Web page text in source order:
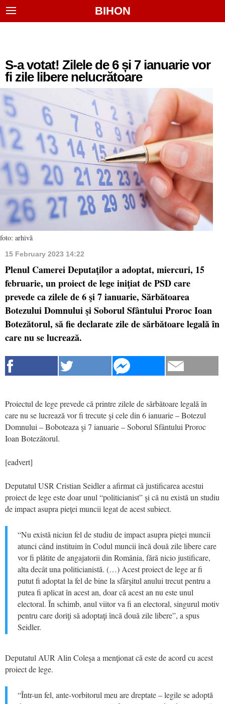
BIHON
S-a votat! Zilele de 6 și 7 ianuarie vor
fi zile libere nelucrătoare
foto: arhivă
15 February 2023 14:22
Plenul Camerei Deputaţilor a adoptat, miercuri, 15
februarie, un proiect de lege iniţiat de PSD care
prevede ca zilele de 6 şi 7 ianuarie, Sărbătoarea
Botezului Domnului şi Soborul Sfântului Proroc Ioan
Botezătorul, să fie declarate zile de sărbătoare legală în
care nu se lucrează.
Proiectul de lege prevede că printre zilele de sărbătoare legală în
care nu se lucrează vor fi trecute şi cele din 6 ianuarie – Botezul
Domnului – Boboteaza şi 7 ianuarie – Soborul Sfântului Proroc
Ioan Botezătorul.
[eadvert]
Deputatul USR Cristian Seidler a afirmat că justificarea acestui
proiect de lege este doar unul “politicianist” şi că nu există un studiu
de impact asupra pieţei muncii legat de acest subiect.
“Nu există niciun fel de studiu de impact asupra pieţei muncii
atunci când instituim în Codul muncii încă două zile libere care
vor fi plătite de angajatorii din România, fără nicio justificare,
alta decât una politicianistă. (…) Acest proiect de lege ar fi
putut fi adoptat la fel de bine la sfârşitul anului trecut pentru a
putea fi aplicat în acest an, doar că acest an nu este unul
electoral. În schimb, anul viitor va fi an electoral, singurul motiv
pentru care doriţi să adoptaţi încă două zile libere”, a spus
Seidler.
Deputatul AUR Alin Coleşa a menţionat că este de acord cu acest
proiect de lege.
“Într-un fel, ante-vorbitorul meu are dreptate – legile se adoptă